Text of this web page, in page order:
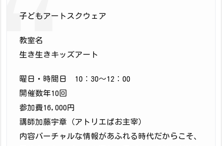
子どもアートスクウェア
教室名
生き生きキッズアート
曜日・時間日 10：30〜12：00
開催数年10回
参加費16,000円
講師加藤宇章（アトリエぱお主宰）
内容バーチャルな情報があふれる時代だからこそ、